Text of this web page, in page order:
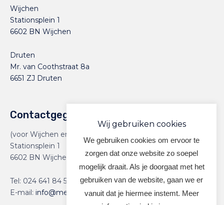
Wijchen
Stationsplein 1
6602 BN Wijchen
Druten
Mr. van Coothstraat 8a
6651 ZJ Druten
Contactgegevens
(voor Wijchen en Druten)
Stationsplein 1
6602 BN Wijchen
Tel: 024 641 84 59
E-mail: info@meervoormekaar.nl
Wij gebruiken cookies
We gebruiken cookies om ervoor te
zorgen dat onze website zo soepel
mogelijk draait. Als je doorgaat met het
gebruiken van de website, gaan we er
vanuit dat je hiermee instemt. Meer